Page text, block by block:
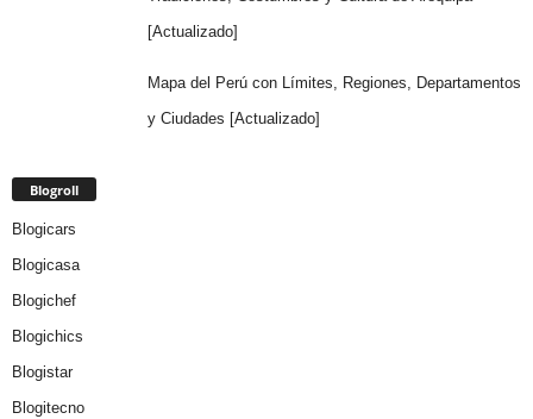
[Actualizado]
Mapa del Perú con Límites, Regiones, Departamentos
y Ciudades [Actualizado]
Blogroll
Blogicars
Blogicasa
Blogichef
Blogichics
Blogistar
Blogitecno